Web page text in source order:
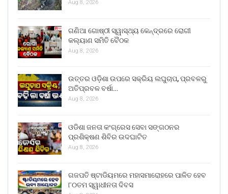
Aug 8, 2026
ଗଣିଆ ଗୋଷ୍ଠୀ ସ୍ୱାସ୍ଥ୍ୟ କେନ୍ଦ୍ରରେ ରୋଗୀ
କଲ୍ୟାଣ ସମିତି ବୈଠକ
Aug 8, 2026
ଉତ୍ତର ଓଡ଼ିଶା ଉପରେ ସକ୍ରିୟ ଲଘୁଚାପ, ପ୍ରବଳରୁ
ଅତିପ୍ରବଳ ବର୍ଷା…
Aug 8, 2026
ଓଡିଶା ଜନତା କଂଗ୍ରେସ ସେବା ସଙ୍ଗଠନର
ପ୍ରଶିକ୍ଷଣ ଶିବିର ଉଦଘାଟିତ
Aug 8, 2026
ଗଜପତି ଷ୍ଟାଡିୟମରେ ମହାସମାରୋହରେ ପାଳିତ ହେବ
୮୦ତମ ସ୍ୱାଧୀନତା ଦିବସ